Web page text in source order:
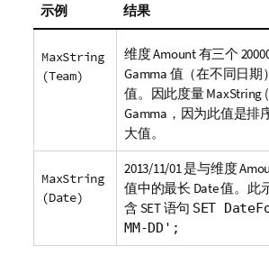
示例 结果
MaxString
(Team)
维度Amount有三个
Gamma 值（在不同日期
值。因此度量MaxString
Gamma ，因为此值是排
大值。
MaxString
(Date)
2013/11/01 是与维度
值中的最长 Date值。此
含 SET语句 SET
MM-DD';